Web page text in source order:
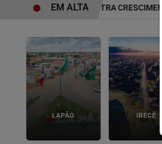
E REGISTRA CRESCIMENTO
EM ALTA
LAPÃO IRECÊ